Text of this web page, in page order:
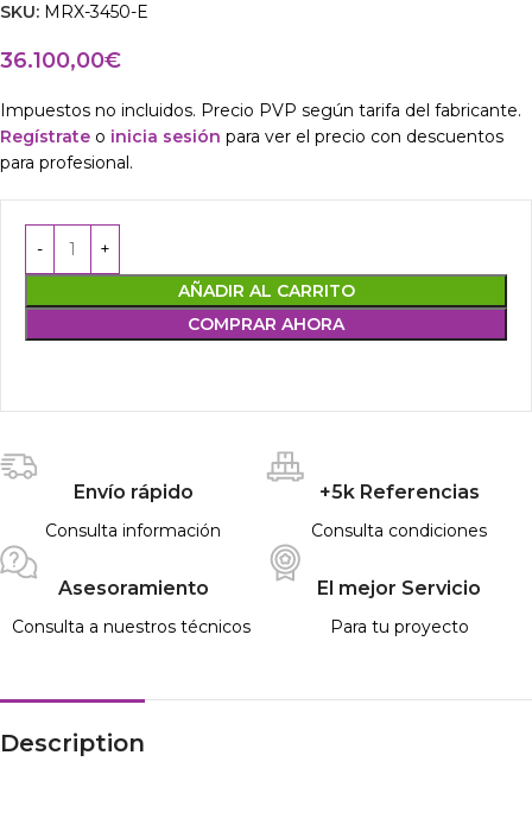
SKU: MRX-3450-E
36.100,00€
Impuestos no incluidos. Precio PVP según tarifa del fabricante.
Regístrate o inicia sesión para ver el precio con descuentos
para profesional.
AÑADIR AL CARRITO
COMPRAR AHORA
Envío rápido
Consulta información
+5k Referencias
Consulta condiciones
Asesoramiento
Consulta a nuestros técnicos
El mejor Servicio
Para tu proyecto
Description